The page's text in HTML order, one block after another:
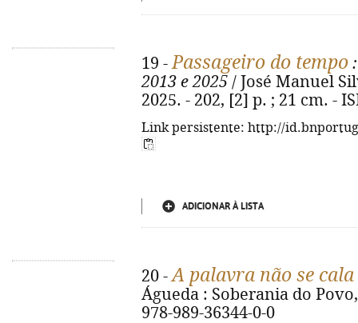
19 -Passageiro do tempo
2013 e 2025 / José Manuel
2025. - 202, [2] p. ; 21 cm. -
Link persistente: http://
ADICIONAR À LISTA
20 -A palavra não se cala
Águeda : Soberania do
978-989-36344-0-0